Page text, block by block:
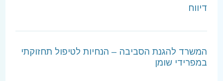
דיווח
המשרד להגנת הסביבה – הנחיות לטיפול תחזוקתי
במפרידי שומן